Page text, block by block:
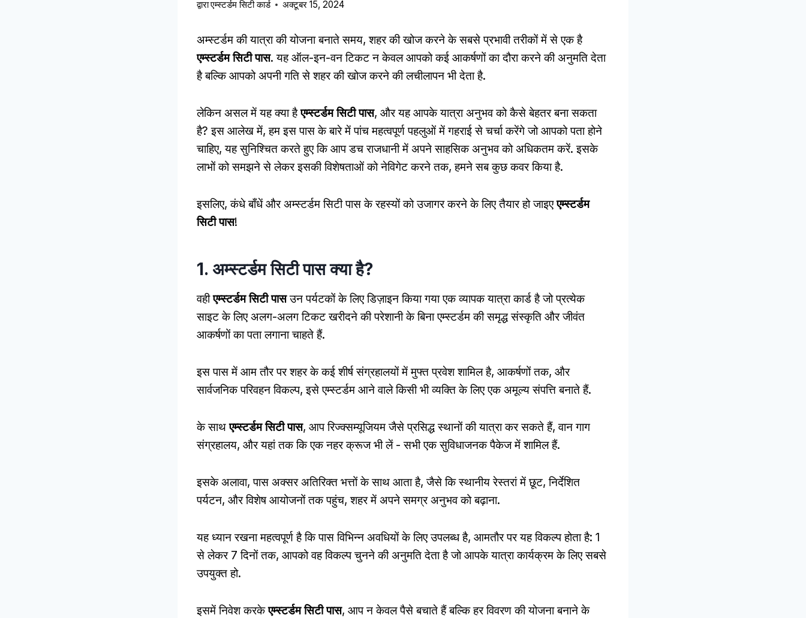
द्वाराएम्स्टर्डम सिटी कार्ड अक्टूबर 15, 2024
अम्स्टर्डम की यात्रा की योजना बनाते समय, शहर की खोज करने के सबसे प्रभावी तरीकों में से एक है
एम्स्टर्डम सिटी पास. यह ऑल-इन-वन टिकट न केवल आपको कई आकर्षणों का दौरा करने की अनुमति देता
है बल्कि आपको अपनी गति से शहर की खोज करने की लचीलापन भी देता है.
लेकिन असल में यह क्या हैएम्स्टर्डम सिटी पास, और यह आपके यात्रा अनुभव को कैसे बेहतर बना सकता
है? इस आलेख में, हम इस पास के बारे में पांच महत्वपूर्ण पहलुओं में गहराई से चर्चा करेंगे जो आपको पता होने
चाहिए, यह सुनिश्चित करते हुए कि आप डच राजधानी में अपने साहसिक अनुभव को अधिकतम करें. इसके
लाभों को समझने से लेकर इसकी विशेषताओं को नेविगेट करने तक, हमने सब कुछ कवर किया है.
इसलिए, कंधे बाँधें और अम्स्टर्डम सिटी पास के रहस्यों को उजागर करने के लिए तैयार हो जाइएएम्स्टर्डम
सिटी पास!
1. अम्स्टर्डम सिटी पास क्या है?
वहीएम्स्टर्डम सिटी पासउन पर्यटकों के लिए डिज़ाइन किया गया एक व्यापक यात्रा कार्ड है जो प्रत्येक
साइट के लिए अलग-अलग टिकट खरीदने की परेशानी के बिना एम्स्टर्डम की समृद्ध संस्कृति और जीवंत
आकर्षणों का पता लगाना चाहते हैं.
इस पास में आम तौर पर शहर के कई शीर्ष संग्रहालयों में मुफ्त प्रवेश शामिल है, आकर्षणों तक, और
सार्वजनिक परिवहन विकल्प, इसे एम्स्टर्डम आने वाले किसी भी व्यक्ति के लिए एक अमूल्य संपत्ति बनाते हैं.
के साथएम्स्टर्डम सिटी पास, आप रिज्क्सम्यूजियम जैसे प्रसिद्ध स्थानों की यात्रा कर सकते हैं, वान गाग
संग्रहालय, और यहां तक कि एक नहर क्रूज भी लें - सभी एक सुविधाजनक पैकेज में शामिल हैं.
इसके अलावा, पास अक्सर अतिरिक्त भत्तों के साथ आता है, जैसे कि स्थानीय रेस्तरां में छूट, निर्देशित
पर्यटन, और विशेष आयोजनों तक पहुंच, शहर में अपने समग्र अनुभव को बढ़ाना.
यह ध्यान रखना महत्वपूर्ण है कि पास विभिन्न अवधियों के लिए उपलब्ध है, आमतौर पर यह विकल्प होता है: 1
से लेकर 7 दिनों तक, आपको वह विकल्प चुनने की अनुमति देता है जो आपके यात्रा कार्यक्रम के लिए सबसे
उपयुक्त हो.
इसमें निवेश करकेएम्स्टर्डम सिटी पास, आप न केवल पैसे बचाते हैं बल्कि हर विवरण की योजना बनाने के